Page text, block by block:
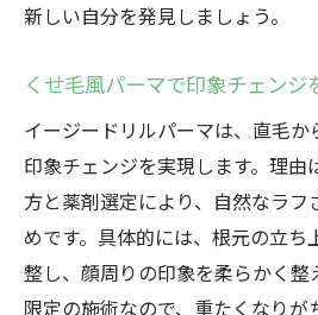
新しい自分を発見しましょう。
くせ毛風パーマで印象チェンジ
イージードリルパーマは、直毛か
印象チェンジを実現します。理由
方と薬剤選定により、自然なラフ
めです。具体的には、根元の立ち
整し、顔周りの印象を柔らかく整
限定の施術なので、重たくなりが